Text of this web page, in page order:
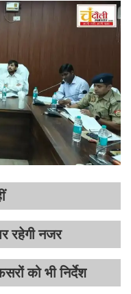
रहेगी नजर
को भी निर्देश